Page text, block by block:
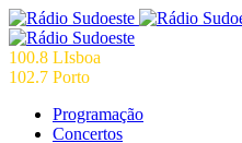
100.8 LIsboa
102.7 Porto
Programação
Concertos